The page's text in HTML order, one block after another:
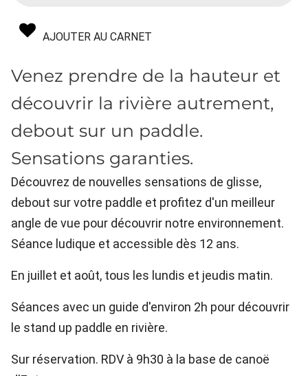
AJOUTER AU CARNET
Venez prendre de la hauteur et
découvrir la rivière autrement,
debout sur un paddle.
Sensations garanties.
Découvrez de nouvelles sensations de glisse,
debout sur votre paddle et profitez d'un meilleur
angle de vue pour découvrir notre environnement.
Séance ludique et accessible dès 12 ans.
En juillet et août, tous les lundis et jeudis matin.
Séances avec un guide d'environ 2h pour découvrir
le stand up paddle en rivière.
Sur réservation. RDV à 9h30 à la base de canoë